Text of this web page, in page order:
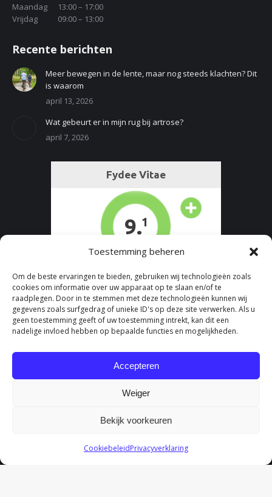
Toestemming beheren
Om de beste ervaringen te bieden, gebruiken wij technologieën zoals
cookies om informatie over uw apparaat op te slaan en/of te
raadplegen. Door in te stemmen met deze technologieën kunnen wij
gegevens zoals surfgedrag of unieke ID's op deze site verwerken. Als u
geen toestemming geeft of uw toestemming intrekt, kan dit een
nadelige invloed hebben op bepaalde functies en mogelijkheden.
Accepteren
Weiger
Bekijk voorkeuren
CookiebeleidPrivacyverklaring
Maandag
13:00 – 17:00
Vrijdag
09:00 – 13:00
Recente berichten
Meer bewegen in de lente, maar nog steeds klachten? Dit
is waarom
april 13, 2026
Wat gebeurt er in mijn rug bij artrose?
april 7, 2026